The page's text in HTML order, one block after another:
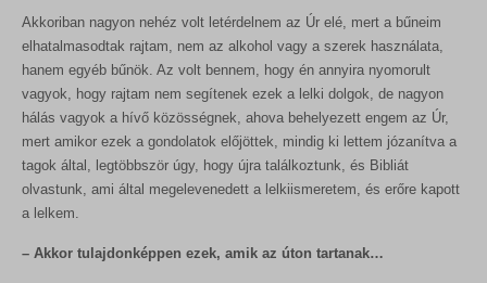
Akkoriban nagyon nehéz volt letérdelnem az Úr elé, mert a bűneim
elhatalmasodtak rajtam, nem az alkohol vagy a szerek használata,
hanem egyéb bűnök. Az volt bennem, hogy én annyira nyomorult
vagyok, hogy rajtam nem segítenek ezek a lelki dolgok, de nagyon
hálás vagyok a hívő közösségnek, ahova behelyezett engem az Úr,
mert amikor ezek a gondolatok előjöttek, mindig ki lettem józanítva a
tagok által, legtöbbször úgy, hogy újra találkoztunk, és Bibliát
olvastunk, ami által megelevenedett a lelkiismeretem, és erőre kapott
a lelkem.
– Akkor tulajdonképpen ezek, amik az úton tartanak…
woocommerce_recently_viewed
wordpress_logged_in_*
wordpress_test_cookie
wp_lang
wp_woocommerce_session_*
wp-settings-*
wp-settings-time-*
_ga_*
sbjs_current
sbjs_first
magában foglal, amelyek nem tartoznak a megadott kategóriákba,
vagy amelyeket nem kategorizáltak.
Részletek megjelenítése
MicrosoftApplicationsTelemetryDeviceId
MicrosoftApplicationsTelemetryFirstLaunchTime
redux_*